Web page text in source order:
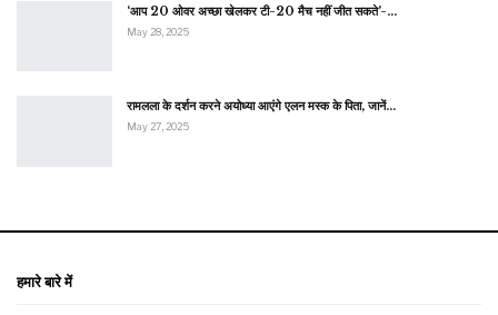
‘आप 20 ओवर अच्छा खेलकर टी-20 मैच नहीं जीत सकते’-…
May 28, 2025
रामलला के दर्शन करने अयोध्या आएंगे एलन मस्क के पिता, जानें…
May 27, 2025
हमारे बारे में